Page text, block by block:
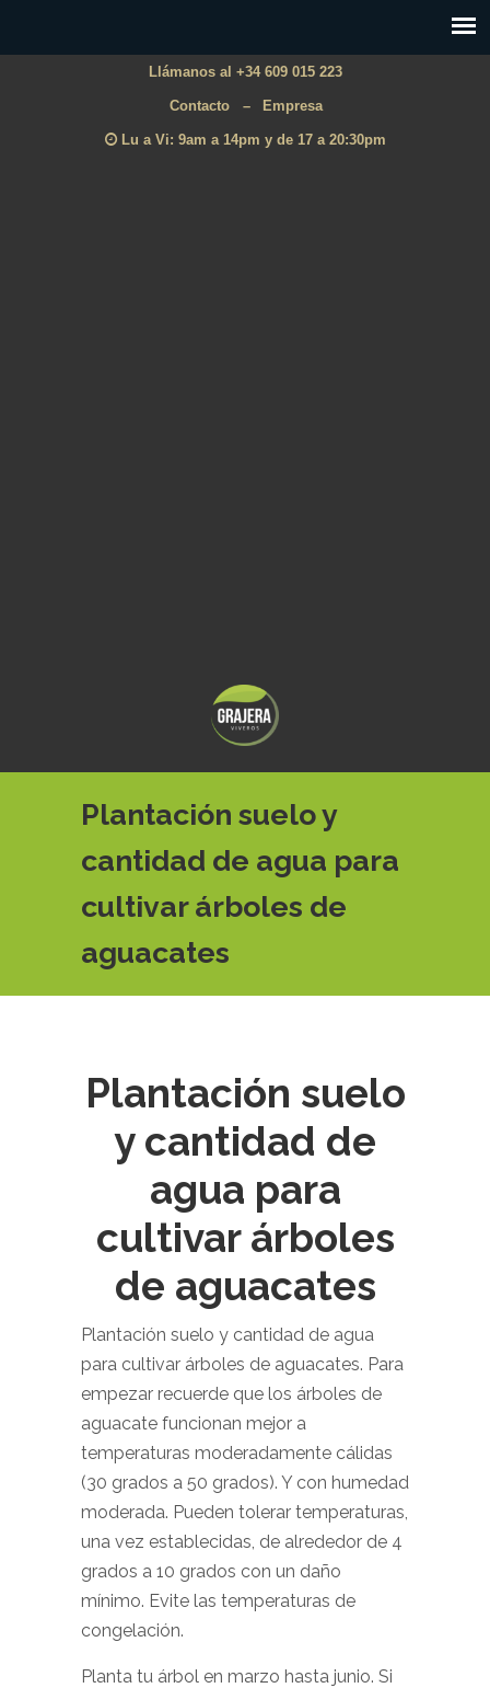
Llámanos al +34 609 015 223
Contacto – Empresa
Lu a Vi: 9am a 14pm y de 17 a 20:30pm
Plantación suelo y
cantidad de agua para
cultivar árboles de
aguacates
Plantación suelo
y cantidad de
agua para
cultivar árboles
de aguacates
Plantación suelo y cantidad de agua
para cultivar árboles de aguacates. Para
empezar recuerde que los árboles de
aguacate funcionan mejor a
temperaturas moderadamente cálidas
(30 grados a 50 grados). Y con humedad
moderada. Pueden tolerar temperaturas,
una vez establecidas, de alrededor de 4
grados a 10 grados con un daño
mínimo. Evite las temperaturas de
congelación.
Planta tu árbol en marzo hasta junio. Si